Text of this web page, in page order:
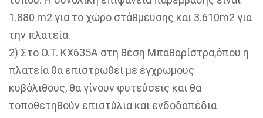
1.880 m2 για το χώρο στάθμευσης και 3.610m2 για
την πλατεία.
2) Στο Ο.Τ. ΚΧ635Α στη θέση Μπαθαρίστρα,όπου η
πλατεία θα επιστρωθεί με έγχρωμους
κυβόλιθους, θα γίνουν φυτεύσεις και θα
τοποθετηθούν επιστύλια και ενδοδαπέδια